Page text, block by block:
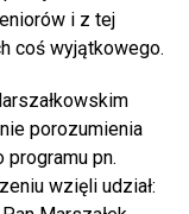
i z tej
coś wyjątkowego.
porozumienia
pn.
wzięli udział: